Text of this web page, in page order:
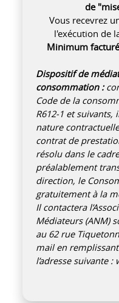
de
Vous recevrez
l'exécution de
Minimum
Dispositif de
consommation :
Code de la
R612-1 et
nature
contrat de
résolu dans le
préalablement
direction, le
gratuitement à la
Il contactera
Médiateurs (ANM)
au 62 rue
mail en
l’adresse suivante